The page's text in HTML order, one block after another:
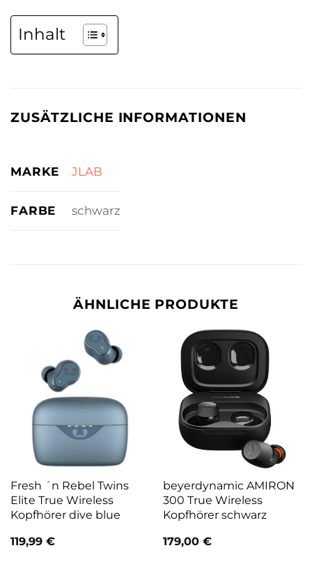
Inhalt
ZUSÄTZLICHE INFORMATIONEN
MARKE JLAB
FARBE schwarz
ÄHNLICHE PRODUKTE
Fresh ´n Rebel Twins
Elite True Wireless
Kopfhörer dive blue
119,99 €
beyerdynamic AMIRON
300 True Wireless
Kopfhörer schwarz
179,00 €